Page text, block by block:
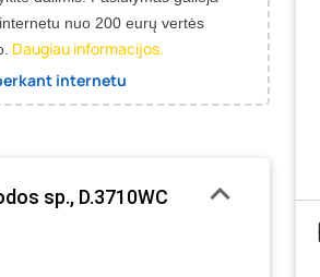
nuo 200 eurų vertės
Daugiau informacijos.
internetu
sp., D.3710WC